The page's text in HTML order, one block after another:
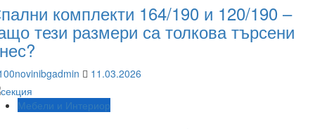
комплекти 164/190 и 120/190 –
тези размери са толкова търсени
11.03.2026
Мебели и Интериор